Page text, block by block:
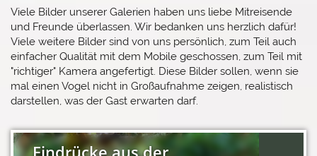
Viele Bilder unserer Galerien haben uns liebe Mitreisende
und Freunde überlassen. Wir bedanken uns herzlich dafür!
Viele weitere Bilder sind von uns persönlich, zum Teil auch
einfacher Qualität mit dem Mobile geschossen, zum Teil mit
"richtiger" Kamera angefertigt. Diese Bilder sollen, wenn sie
mal einen Vogel nicht in Großaufnahme zeigen, realistisch
darstellen, was der Gast erwarten darf.